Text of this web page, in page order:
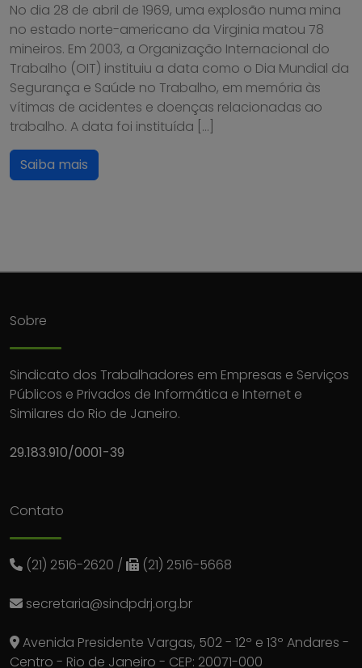
No dia 28 de abril de 1969, uma explosão numa mina
no estado norte-americano da Virginia matou 78
mineiros. Em 2003, a Organização Internacional do
Trabalho (OIT) instituiu a data como o Dia Mundial da
Segurança e Saúde no Trabalho, em memória às
vítimas de acidentes e doenças relacionadas ao
trabalho. A data foi instituída […]
Saiba mais
Sobre
Sindicato dos Trabalhadores em Empresas e Serviços
Públicos e Privados de Informática e Internet e
Similares do Rio de Janeiro.
29.183.910/0001-39
Contato
(21) 2516-2620 / (21) 2516-5668
secretaria@sindpdrj.org.br
Avenida Presidente Vargas, 502 - 12º e 13º Andares -
Centro - Rio de Janeiro - CEP: 20071-000